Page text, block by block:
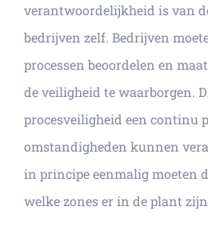
verantwoordelijkheid is van
bedrijven zelf. Bedrijven
processen beoordelen en
de veiligheid te waarborgen.
procesveiligheid een continu
omstandigheden kunnen
in principe eenmalig moeten
welke zones er in de plant